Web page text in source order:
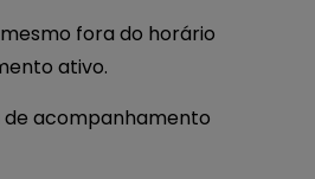
fora do horário
ativo.
de acompanhamento